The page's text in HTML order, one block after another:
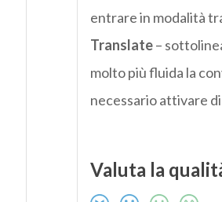
entrare in modalità
Translate–
molto più fluida la
necessario attivare
Valuta la